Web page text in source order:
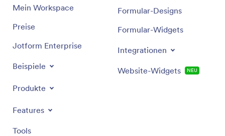
Mein Workspace
Preise
Jotform Enterprise
Beispiele
Produkte
Features
Tools
Formular-Designs
Formular-Widgets
Integrationen
Website-Widgets NEU